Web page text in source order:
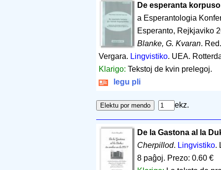
De esperanta
a Esperantologia
Esperanto, Rejkjaviko
Blanke, G. Kvaran.
Vergara. Lingvistiko. UEA.
Klarigo: Tekstoj de kvin prelegoj.
legu pli
ekz.
De la Gastona al la
Cherpillod. Lingvistiko.
8 paĝoj. Prezo: 0.60 €